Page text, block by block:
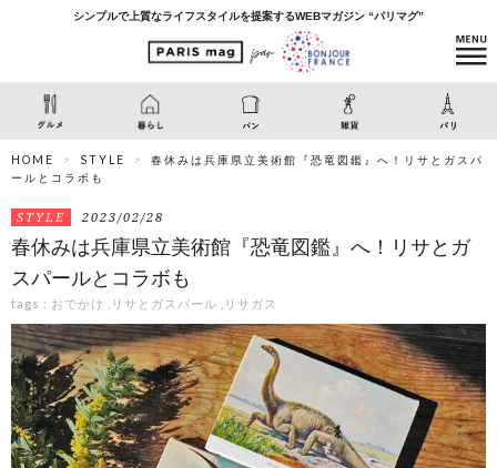
シンプルで上質なライフスタイルを提案するWEBマガジン “パリマグ”
HOME STYLE
春休みは兵庫県立美術館『恐竜図鑑』へ！リサとガスパ
ールとコラボも
STYLE 2023/02/28
春休みは兵庫県立美術館『恐竜図鑑』へ！リサとガ
スパールとコラボも
tags : おでかけ リサとガスパール リサガス